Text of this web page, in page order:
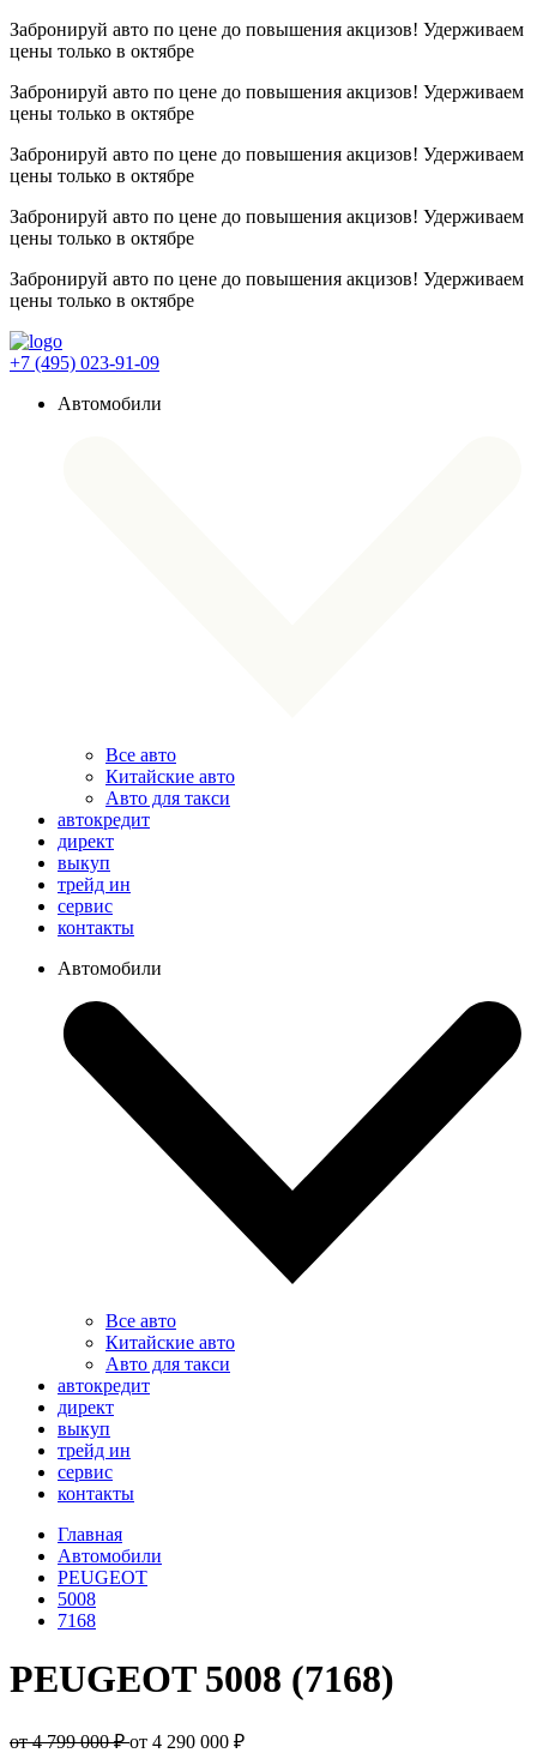
Забронируй авто по цене до повышения акцизов! Удерживаем
цены только в октябре
Забронируй авто по цене до повышения акцизов! Удерживаем
цены только в октябре
Забронируй авто по цене до повышения акцизов! Удерживаем
цены только в октябре
Забронируй авто по цене до повышения акцизов! Удерживаем
цены только в октябре
Забронируй авто по цене до повышения акцизов! Удерживаем
цены только в октябре
+7 (495) 023-91-09
Автомобили
Все авто
Китайские авто
Авто для такси
автокредит
директ
выкуп
трейд ин
сервис
контакты
Автомобили
Все авто
Китайские авто
Авто для такси
автокредит
директ
выкуп
трейд ин
сервис
контакты
Главная
Автомобили
PEUGEOT
5008
7168
PEUGEOT 5008 (7168)
от 4 799 000 ₽от 4 290 000 ₽